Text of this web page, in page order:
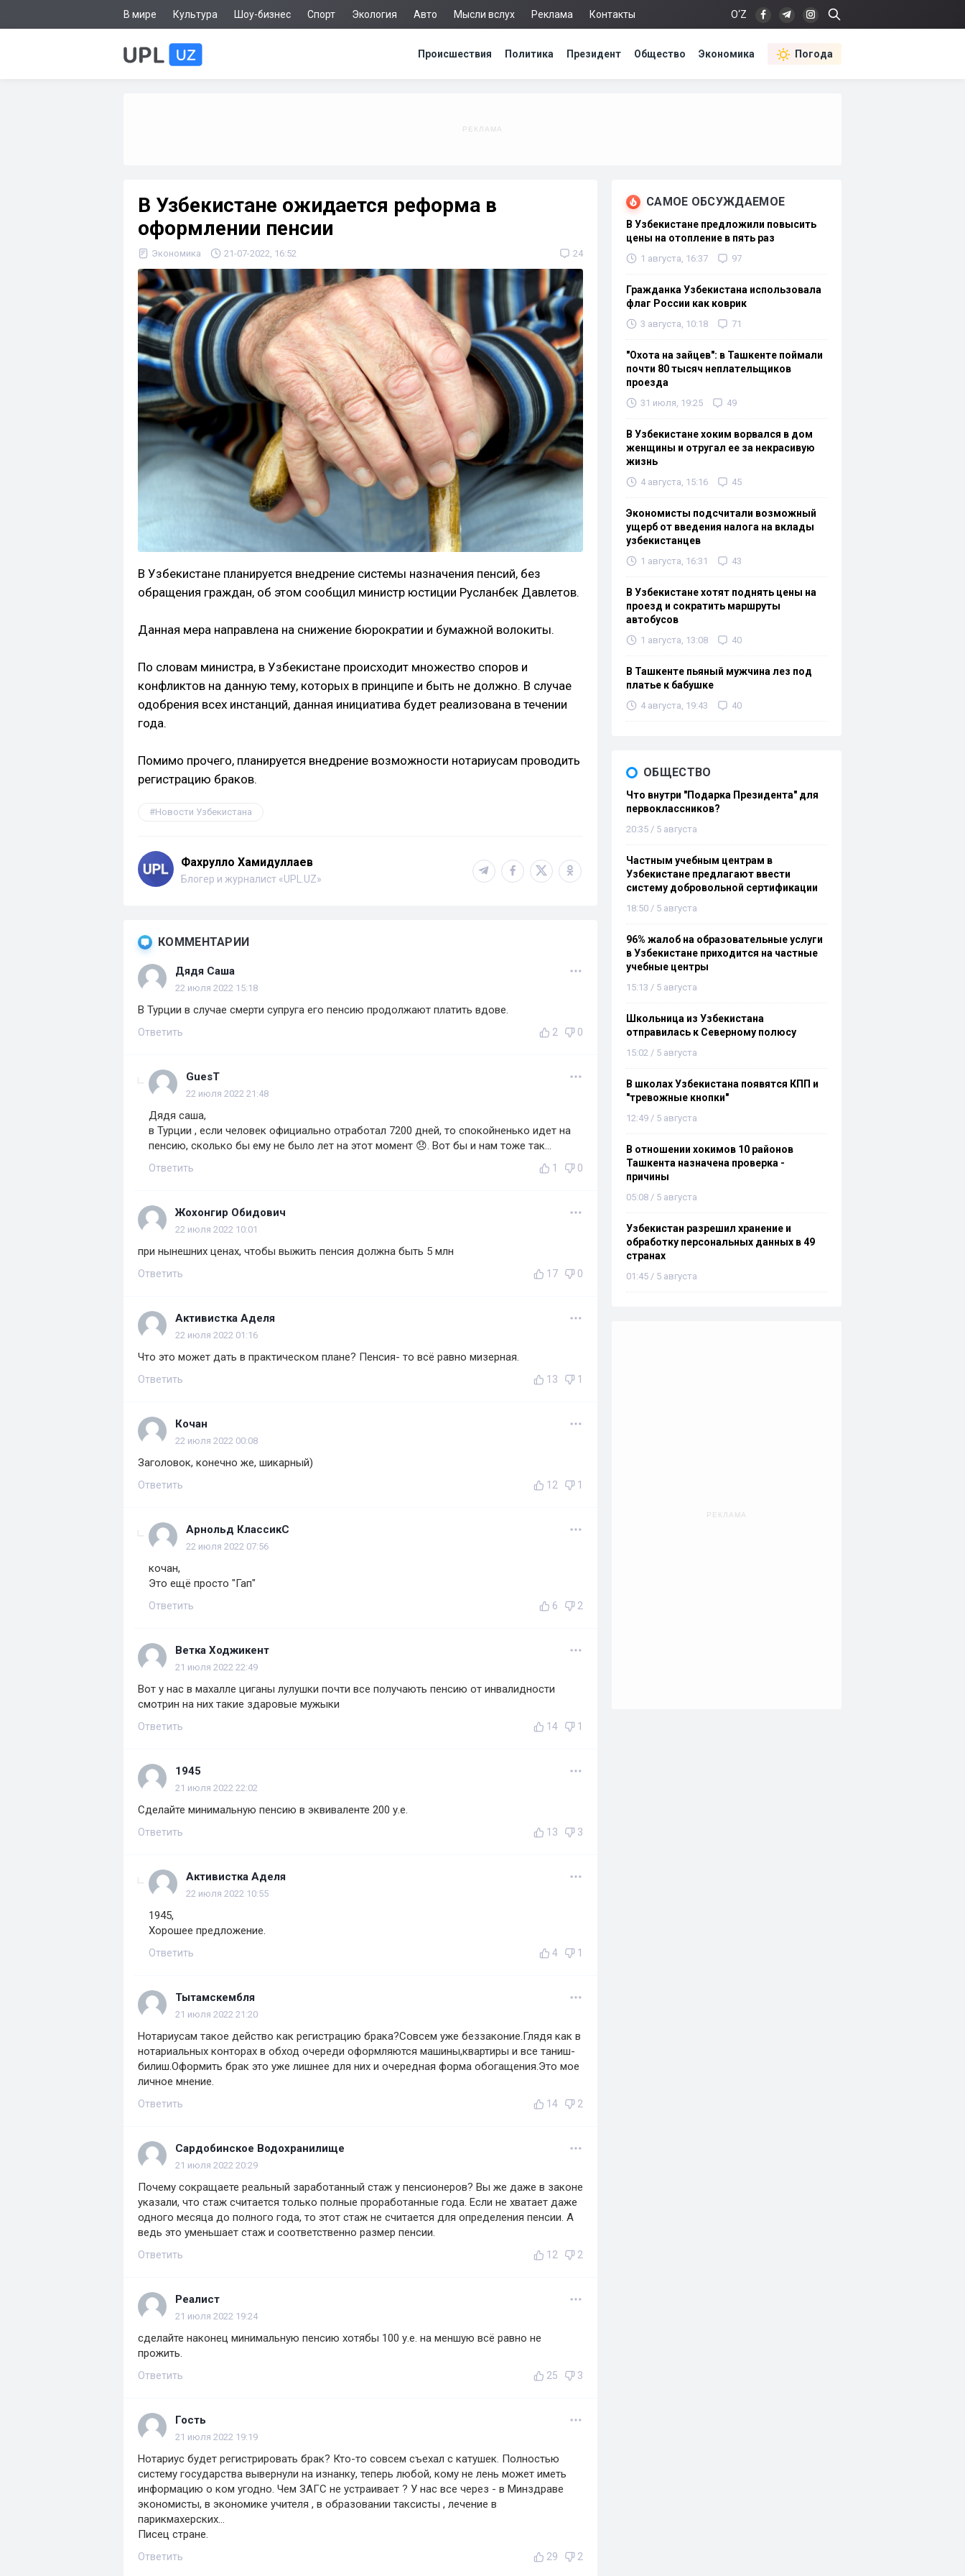
В мире Культура Шоу-бизнес Спорт Экология Авто Мысли вслух Реклама Контакты O‘Z
Происшествия Политика Президент Общество Экономика Погода
В Узбекистане ожидается реформа в
оформлении пенсии
Экономика 21-07-2022, 16:52 24
В Узбекистане планируется внедрение системы назначения пенсий, без
обращения граждан, об этом сообщил министр юстиции Русланбек Давлетов.
Данная мера направлена на снижение бюрократии и бумажной волокиты.
По словам министра, в Узбекистане происходит множество споров и
конфликтов на данную тему, которых в принципе и быть не должно. В случае
одобрения всех инстанций, данная инициатива будет реализована в течении
года.
Помимо прочего, планируется внедрение возможности нотариусам проводить
регистрацию браков.
Новости Узбекистана
Фахрулло Хамидуллаев
Блогер и журналист «UPL.UZ»
КОММЕНТАРИИ
Дядя Саша
22 июля 2022 15:18
В Турции в случае смерти супруга его пенсию продолжают платить вдове.
Ответить 2 0
GuesT
22 июля 2022 21:48
Дядя саша,
в Турции , если человек официально отработал 7200 дней, то спокойненько идет на
пенсию, сколько бы ему не было лет на этот момент 😞. Вот бы и нам тоже так...
Ответить 1 0
Жохонгир Обидович
22 июля 2022 10:01
при нынешних ценах, чтобы выжить пенсия должна быть 5 млн
Ответить 17 0
Активистка Аделя
22 июля 2022 01:16
Что это может дать в практическом плане? Пенсия- то всё равно мизерная.
Ответить 13 1
Кочан
22 июля 2022 00:08
Заголовок, конечно же, шикарный)
Ответить 12 1
Арнольд КлассикС
22 июля 2022 07:56
кочан,
Это ещё просто "Гап"
Ответить 6 2
Ветка Ходжикент
21 июля 2022 22:49
Вот у нас в махалле циганы лулушки почти все получають пенсию от инвалидности
смотрин на них такие здаровые мужыки
Ответить 14 1
1945
21 июля 2022 22:02
Сделайте минимальную пенсию в эквиваленте 200 у.е.
Ответить 13 3
Активистка Аделя
22 июля 2022 10:55
1945,
Хорошее предложение.
Ответить 4 1
Тытамскембля
21 июля 2022 21:20
Нотариусам такое действо как регистрацию брака?Совсем уже беззаконие.Глядя как в
нотариальных конторах в обход очереди оформляются машины,квартиры и все таниш-
билиш.Оформить брак это уже лишнее для них и очередная форма обогащения.Это мое
личное мнение.
Ответить 14 2
Сардобинское Водохранилище
21 июля 2022 20:29
Почему сокращаете реальный заработанный стаж у пенсионеров? Вы же даже в законе
указали, что стаж считается только полные проработанные года. Если не хватает даже
одного месяца до полного года, то этот стаж не считается для определения пенсии. А
ведь это уменьшает стаж и соответственно размер пенсии.
Ответить 12 2
Реалист
21 июля 2022 19:24
сделайте наконец минимальную пенсию хотябы 100 у.е. на меншую всё равно не
прожить.
Ответить 25 3
Гость
21 июля 2022 19:19
Нотариус будет регистрировать брак? Кто-то совсем съехал с катушек. Полностью
систему государства вывернули на изнанку, теперь любой, кому не лень может иметь
информацию о ком угодно. Чем ЗАГС не устраивает ? У нас все через - в Минздраве
экономисты, в экономике учителя , в образовании таксисты , лечение в
парикмахерских…
Писец стране.
Ответить 29 2
САМОЕ ОБСУЖДАЕМОЕ
В Узбекистане предложили повысить
цены на отопление в пять раз
1 августа, 16:37 97
Гражданка Узбекистана использовала
флаг России как коврик
3 августа, 10:18 71
"Охота на зайцев": в Ташкенте поймали
почти 80 тысяч неплательщиков
проезда
31 июля, 19:25 49
В Узбекистане хоким ворвался в дом
женщины и отругал ее за некрасивую
жизнь
4 августа, 15:16 45
Экономисты подсчитали возможный
ущерб от введения налога на вклады
узбекистанцев
1 августа, 16:31 43
В Узбекистане хотят поднять цены на
проезд и сократить маршруты
автобусов
1 августа, 13:08 40
В Ташкенте пьяный мужчина лез под
платье к бабушке
4 августа, 19:43 40
ОБЩЕСТВО
Что внутри "Подарка Президента" для
первоклассников?
20:35 / 5 августа
Частным учебным центрам в
Узбекистане предлагают ввести
систему добровольной сертификации
18:50 / 5 августа
96% жалоб на образовательные услуги
в Узбекистане приходится на частные
учебные центры
15:13 / 5 августа
Школьница из Узбекистана
отправилась к Северному полюсу
15:02 / 5 августа
В школах Узбекистана появятся КПП и
"тревожные кнопки"
12:49 / 5 августа
В отношении хокимов 10 районов
Ташкента назначена проверка -
причины
05:08 / 5 августа
Узбекистан разрешил хранение и
обработку персональных данных в 49
странах
01:45 / 5 августа